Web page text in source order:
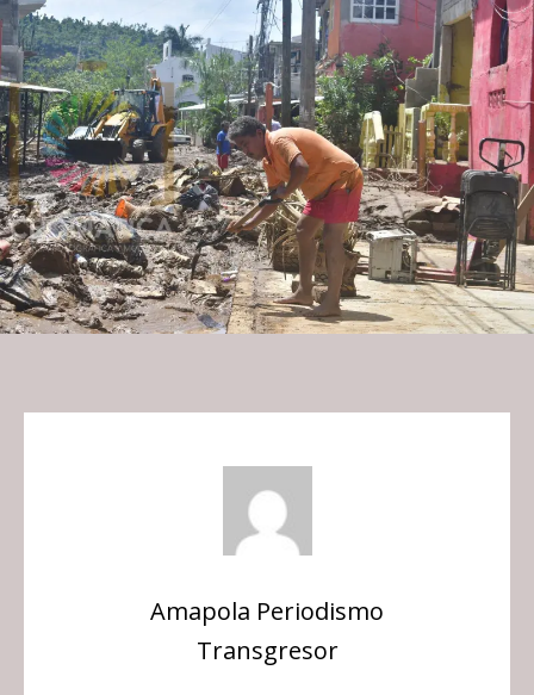
Amapola Periodismo
Transgresor